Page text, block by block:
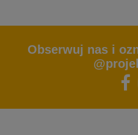
Obserwuj nas i